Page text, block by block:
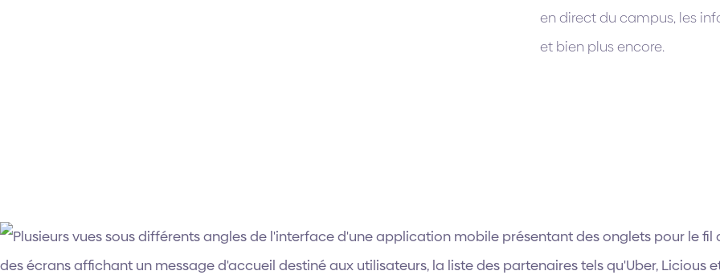
en direct du campus, les
et bien plus encore.